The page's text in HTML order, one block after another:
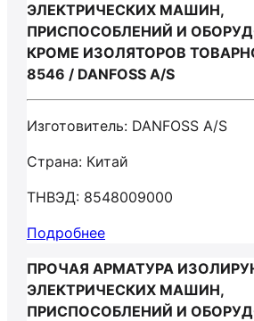
ЭЛЕКТРИЧЕСКИХ МАШИН,
ПРИСПОСОБЛЕНИЙ И
КРОМЕ ИЗОЛЯТОРОВ
8546 / DANFOSS A/S
Изготовитель: DANFOSS A/S
Страна: Китай
ТНВЭД: 8548009000
Подробнее
ПРОЧАЯ АРМАТУРА
ЭЛЕКТРИЧЕСКИХ МАШИН,
ПРИСПОСОБЛЕНИЙ И